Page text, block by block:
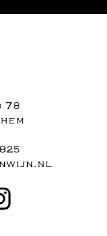
78